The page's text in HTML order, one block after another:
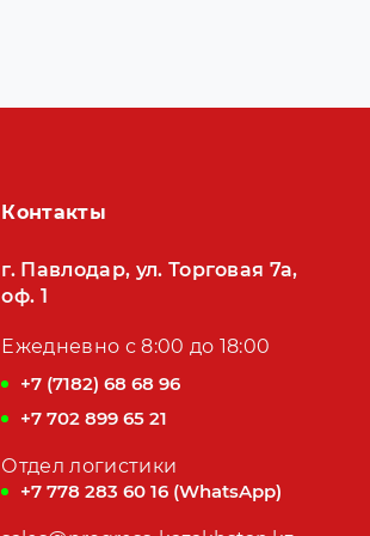
Контакты
г. Павлодар, ул. Торговая 7а,
оф. 1
Ежедневно с 8:00 до 18:00
+7 (7182) 68 68 96
+7 702 899 65 21
Отдел логистики
+7 778 283 60 16 (WhatsApp)